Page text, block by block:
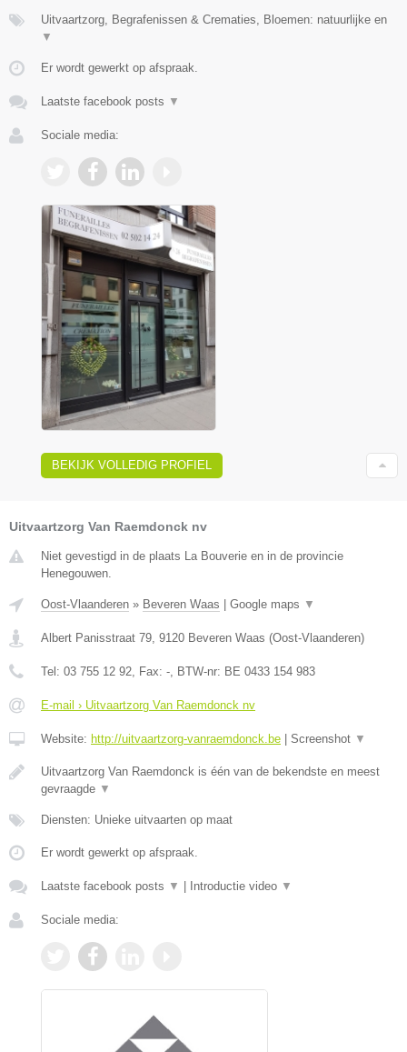
Uitvaartzorg, Begrafenissen & Crematies, Bloemen: natuurlijke en
▼
Er wordt gewerkt op afspraak.
Laatste facebook posts ▼
Sociale media:
BEKIJK VOLLEDIG PROFIEL
Uitvaartzorg Van Raemdonck nv
Niet gevestigd in de plaats La Bouverie en in de provincie
Henegouwen.
Oost-Vlaanderen » Beveren Waas Google maps ▼
Albert Panisstraat 79, 9120 Beveren Waas (Oost-Vlaanderen)
Tel: 03 755 12 92, Fax: -, BTW-nr: BE 0433 154 983
E-mail › Uitvaartzorg Van Raemdonck nv
Website: http://uitvaartzorg-vanraemdonck.be Screenshot ▼
Uitvaartzorg Van Raemdonck is één van de bekendste en meest
gevraagde ▼
Diensten: Unieke uitvaarten op maat
Er wordt gewerkt op afspraak.
Laatste facebook posts ▼ Introductie video ▼
Sociale media: